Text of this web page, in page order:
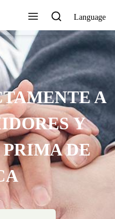
Language
A
Y
DE